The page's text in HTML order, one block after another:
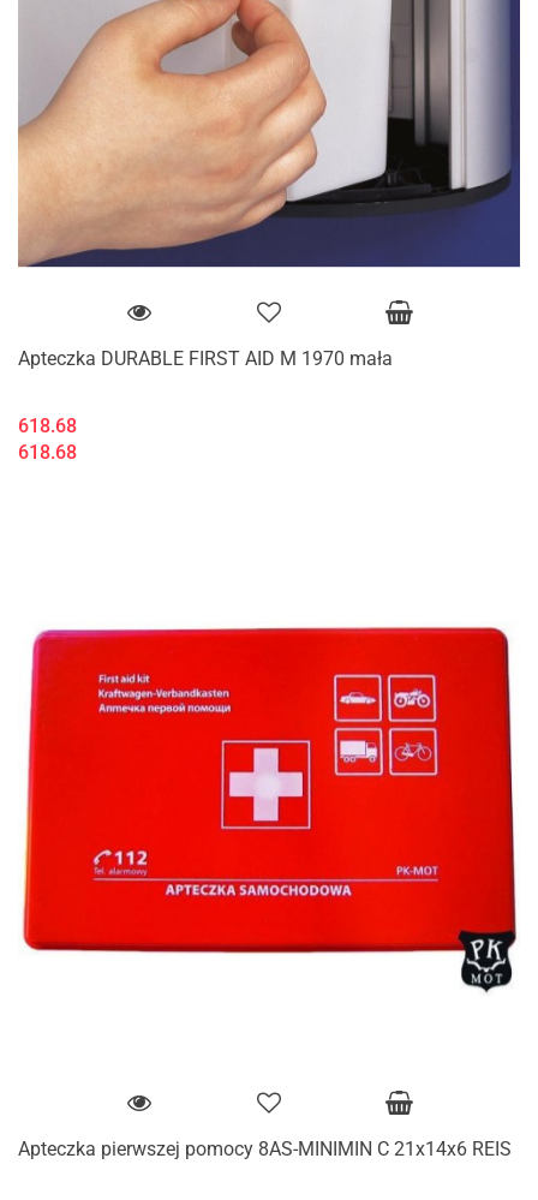
Apteczka DURABLE FIRST AID M 1970 mała
618.68
618.68
Apteczka pierwszej pomocy 8AS-MINIMIN C 21x14x6 REIS